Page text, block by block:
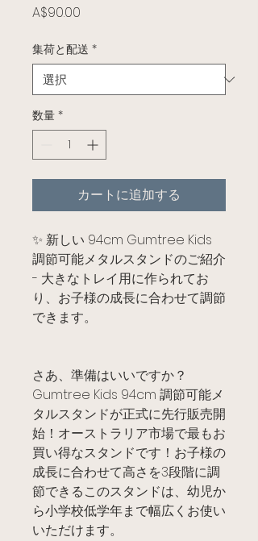
A$90.00
集荷と配送 *
数量 *
カートに追加する
✨ 新しい 94cm Gumtree Kids
調節可能メタルスタンドのご紹介
- 大きなトレイ用に作られてお
り、お子様の成長に合わせて調節
できます。
さあ、準備はいいですか？
Gumtree Kids 94cm 調節可能メ
タルスタンドが正式に先行販売開
始！オーストラリア市場で最もお
買い得なスタンドです！お子様の
成長に合わせて高さを3段階に調
節できるこのスタンドは、幼児か
ら小学校低学年まで幅広くお使い
いただけます。